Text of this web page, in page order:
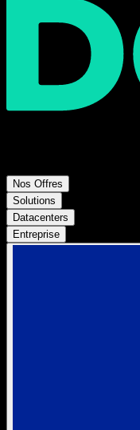
Nos Offres
Solutions
Datacenters
Entreprise